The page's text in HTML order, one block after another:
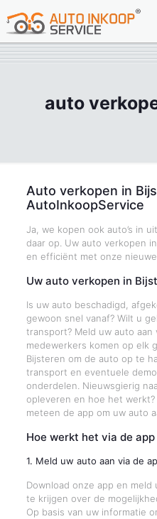
auto
Auto verkopen in
AutoInkoopService
Ja, we kopen ook auto’s in
daar op. Uw auto verkopen
en efficiënt met onze nieuwe
Uw auto verkopen in
Is uw auto beschadigd,
gewoon snel vanaf? Wilt u
transport? Meld uw auto aan
medewerkers komen op elk
Bijsteren om de auto op te
transport en eventuele
onderdelen. Nieuwsgierig
opleveren en hoe het
meteen de app om uw auto
Hoe werkt het via de app
1. Meld uw auto aan via de
Download onze app en
te krijgen over de
Op basis van uw informatie